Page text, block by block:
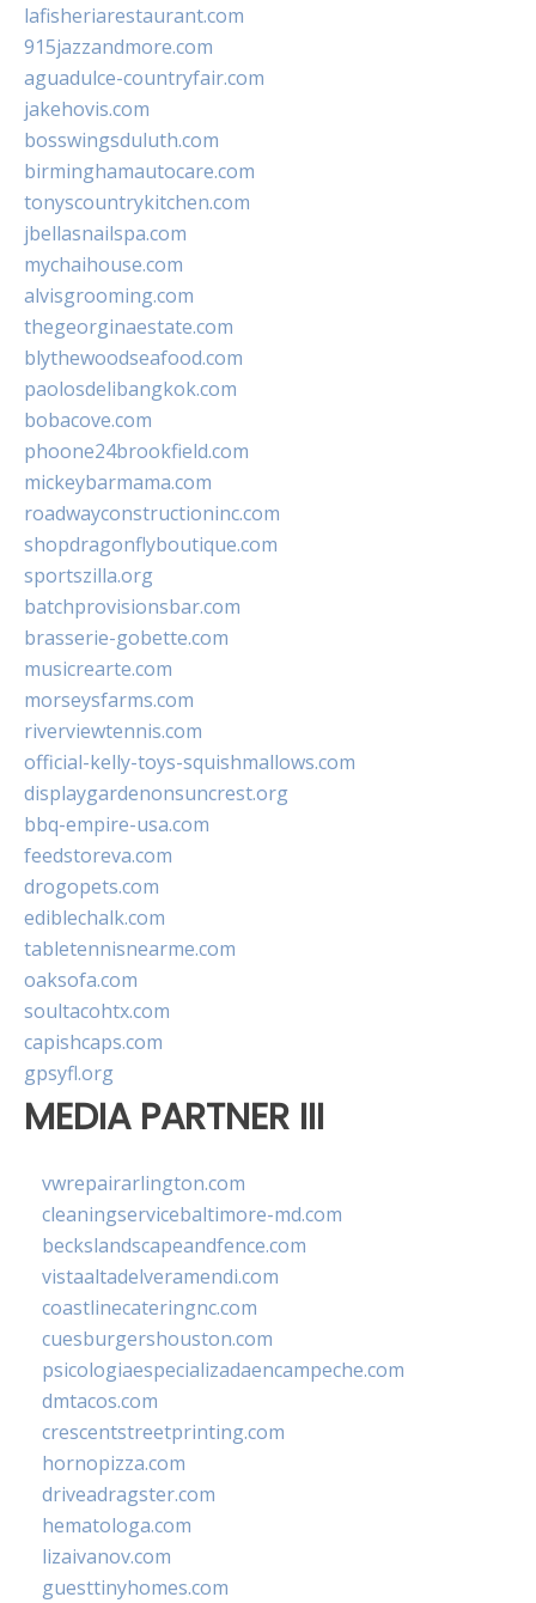
lafisheriarestaurant.com
915jazzandmore.com
aguadulce-countryfair.com
jakehovis.com
bosswingsduluth.com
birminghamautocare.com
tonyscountrykitchen.com
jbellasnailspa.com
mychaihouse.com
alvisgrooming.com
thegeorginaestate.com
blythewoodseafood.com
paolosdelibangkok.com
bobacove.com
phoone24brookfield.com
mickeybarmama.com
roadwayconstructioninc.com
shopdragonflyboutique.com
sportszilla.org
batchprovisionsbar.com
brasserie-gobette.com
musicrearte.com
morseysfarms.com
riverviewtennis.com
official-kelly-toys-squishmallows.com
displaygardenonsuncrest.org
bbq-empire-usa.com
feedstoreva.com
drogopets.com
ediblechalk.com
tabletennisnearme.com
oaksofa.com
soultacohtx.com
capishcaps.com
gpsyfl.org
MEDIA PARTNER III
vwrepairarlington.com
cleaningservicebaltimore-md.com
beckslandscapeandfence.com
vistaaltadelveramendi.com
coastlinecateringnc.com
cuesburgershouston.com
psicologiaespecializadaencampeche.com
dmtacos.com
crescentstreetprinting.com
hornopizza.com
driveadragster.com
hematologa.com
lizaivanov.com
guesttinyhomes.com